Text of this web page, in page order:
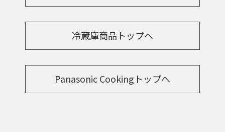
冷蔵庫商品トップへ
Panasonic Cookingトップへ